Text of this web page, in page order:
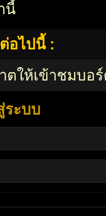
นี้
อไปนี้ :
ให้เข้าชมบอ
ระบบ